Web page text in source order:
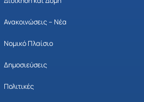
Ανακοινώσεις – Νέα
Νομικό Πλαίσιο
Δημοσιεύσεις
Πολιτικές